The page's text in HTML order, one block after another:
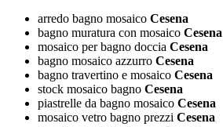
arredo bagno mosaico Cesena
bagno muratura con mosaico Cesena
mosaico per bagno doccia Cesena
bagno mosaico azzurro Cesena
bagno travertino e mosaico Cesena
stock mosaico bagno Cesena
piastrelle da bagno mosaico Cesena
mosaico vetro bagno prezzi Cesena